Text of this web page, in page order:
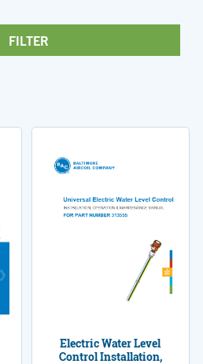
Electric Water Level
Control Installation,